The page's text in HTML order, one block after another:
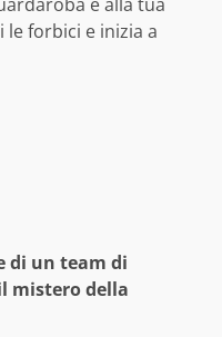
le forbici e inizia a
di un team di
mistero della